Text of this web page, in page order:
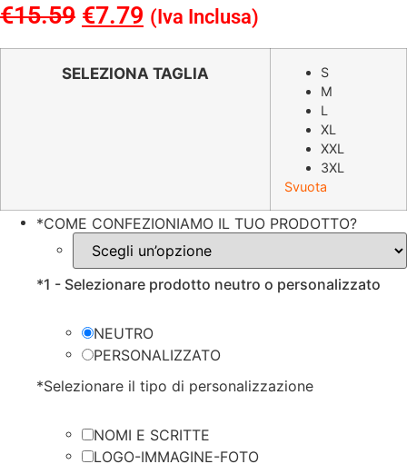
€15.59 Il
prezzo
originale
€7.79 Il
prezzo
attuale
(Iva Inclusa)
SELEZIONA TAGLIA
S
M
L
XL
XXL
3XL
Svuota
*COME CONFEZIONIAMO IL TUO PRODOTTO?
*1 - Selezionare prodotto neutro o personalizzato
NEUTRO
PERSONALIZZATO
*Selezionare il tipo di personalizzazione
NOMI E SCRITTE
LOGO-IMMAGINE-FOTO